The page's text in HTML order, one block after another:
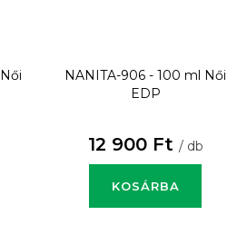
Női
NANITA-906 - 100 ml Női
EDP
12 900 Ft / db
KOSÁRBA